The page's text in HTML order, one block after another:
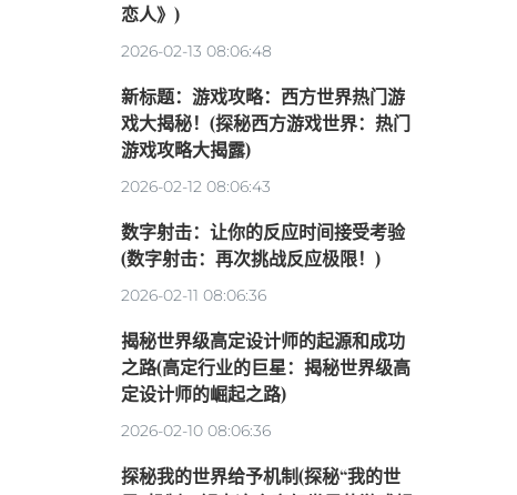
恋人》)
2026-02-13 08:06:48
新标题：游戏攻略：西方世界热门游
戏大揭秘！(探秘西方游戏世界：热门
游戏攻略大揭露)
2026-02-12 08:06:43
数字射击：让你的反应时间接受考验
(数字射击：再次挑战反应极限！)
2026-02-11 08:06:36
揭秘世界级高定设计师的起源和成功
之路(高定行业的巨星：揭秘世界级高
定设计师的崛起之路)
2026-02-10 08:06:36
探秘我的世界给予机制(探秘“我的世